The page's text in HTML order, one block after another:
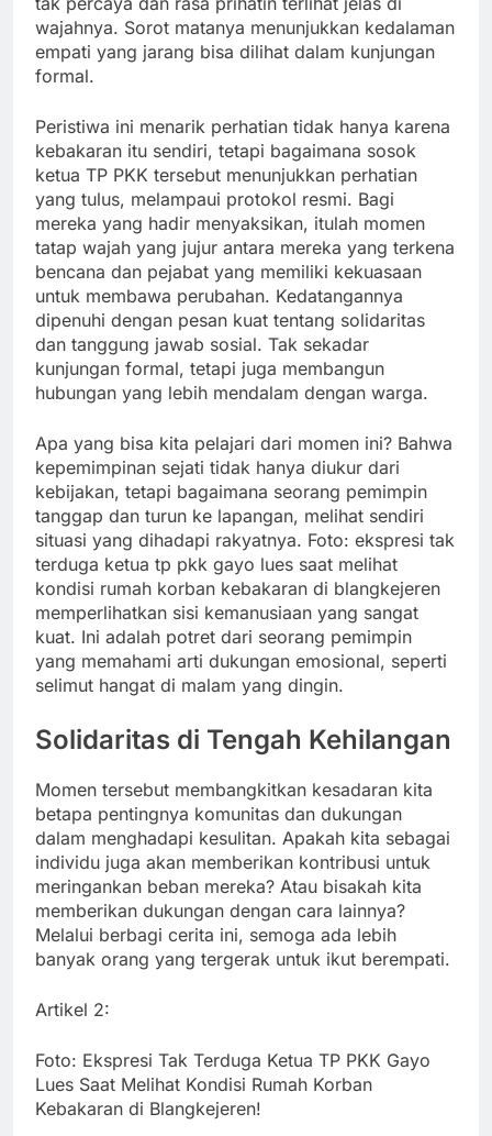
wajahnya. Sorot matanya menunjukkan kedalaman
empati yang jarang bisa dilihat dalam kunjungan
formal.
Peristiwa ini menarik perhatian tidak hanya karena
kebakaran itu sendiri, tetapi bagaimana sosok
ketua TP PKK tersebut menunjukkan perhatian
yang tulus, melampaui protokol resmi. Bagi
mereka yang hadir menyaksikan, itulah momen
tatap wajah yang jujur antara mereka yang terkena
bencana dan pejabat yang memiliki kekuasaan
untuk membawa perubahan. Kedatangannya
dipenuhi dengan pesan kuat tentang solidaritas
dan tanggung jawab sosial. Tak sekadar
kunjungan formal, tetapi juga membangun
hubungan yang lebih mendalam dengan warga.
Apa yang bisa kita pelajari dari momen ini? Bahwa
kepemimpinan sejati tidak hanya diukur dari
kebijakan, tetapi bagaimana seorang pemimpin
tanggap dan turun ke lapangan, melihat sendiri
situasi yang dihadapi rakyatnya. Foto: ekspresi tak
terduga ketua tp pkk gayo lues saat melihat
kondisi rumah korban kebakaran di blangkejeren
memperlihatkan sisi kemanusiaan yang sangat
kuat. Ini adalah potret dari seorang pemimpin
yang memahami arti dukungan emosional, seperti
selimut hangat di malam yang dingin.
Solidaritas di Tengah Kehilangan
Momen tersebut membangkitkan kesadaran kita
betapa pentingnya komunitas dan dukungan
dalam menghadapi kesulitan. Apakah kita sebagai
individu juga akan memberikan kontribusi untuk
meringankan beban mereka? Atau bisakah kita
memberikan dukungan dengan cara lainnya?
Melalui berbagi cerita ini, semoga ada lebih
banyak orang yang tergerak untuk ikut berempati.
Artikel 2:
Foto: Ekspresi Tak Terduga Ketua TP PKK Gayo
Lues Saat Melihat Kondisi Rumah Korban
Kebakaran di Blangkejeren!